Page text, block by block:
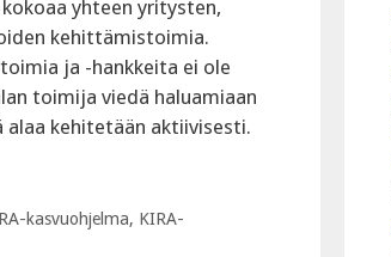
yhteen yritysten,
kehittämistoimia.
ja -hankkeita ei ole
toimija viedä haluamiaan
kehitetään aktiivisesti.
kasvuohjelma, KIRA-